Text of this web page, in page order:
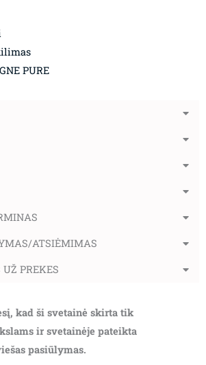
PURE
ATSIĖMIMAS
PREKES
kad ši svetainė skirta tik
ir svetainėje pateikta
pasiūlymas.